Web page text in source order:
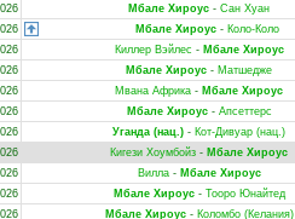
Мбале Хироус - Сан Хуан
Мбале Хироус - Коло-Коло
Киллер Вэйлес - Мбале Хироус
Мбале Хироус - Матшедже
Мвана Африка - Мбале Хироус
Мбале Хироус- Апсеттерс
Уганда (нац.) - Кот-Дивуар (нац.)
Кигези Хоумбойз - Мбале Хироус
Вилла- Мбале Хироус
Мбале Хироус- Тооро Юнайтед
Мбале Хироус- Коломбо (Келания)